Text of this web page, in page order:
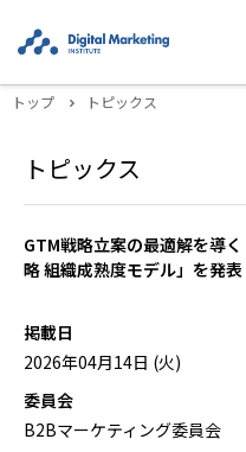
トップ トピックス
トピックス
GTM戦略立案の最適解を導
略 組織成熟度モデル」を発表
掲載日
2026年04月14日 (火)
委員会
B2Bマーケティング委員会